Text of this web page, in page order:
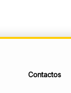
Contactos